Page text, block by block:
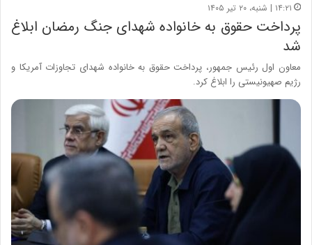
۱۴:۲۱ | شنبه، ۲۰ تیر ۱۴۰۵
پرداخت حقوق به خانواده شهدای جنگ رمضان ابلاغ
شد
معاون اول رئیس جمهور، پرداخت حقوق به خانواده شهدای تجاوزات آمریکا و
رژیم صهیونیستی را ابلاغ کرد.